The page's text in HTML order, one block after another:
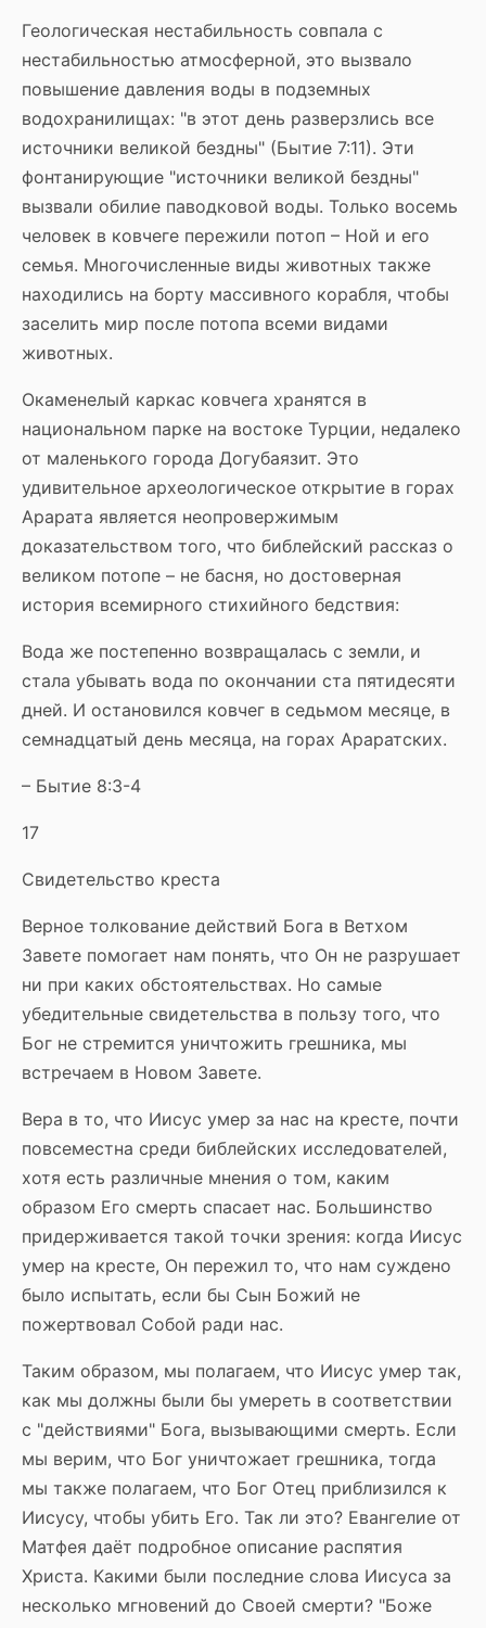
Геологическая нестабильность совпала с
нестабильностью атмосферной, это вызвало
повышение давления воды в подземных
водохранилищах: "в этот день разверзлись все
источники великой бездны" (Бытие 7:11). Эти
фонтанирующие "источники великой бездны"
вызвали обилие паводковой воды. Только восемь
человек в ковчеге пережили потоп – Ной и его
семья. Многочисленные виды животных также
находились на борту массивного корабля, чтобы
заселить мир после потопа всеми видами
животных.
Окаменелый каркас ковчега хранятся в
национальном парке на востоке Турции, недалеко
от маленького города Догубаязит. Это
удивительное археологическое открытие в горах
Арарата является неопровержимым
доказательством того, что библейский рассказ о
великом потопе – не басня, но достоверная
история всемирного стихийного бедствия:
Вода же постепенно возвращалась с земли, и
стала убывать вода по окончании ста пятидесяти
дней. И остановился ковчег в седьмом месяце, в
семнадцатый день месяца, на горах Араратских.
– Бытие 8:3-4
17
Свидетельство креста
Верное толкование действий Бога в Ветхом
Завете помогает нам понять, что Он не разрушает
ни при каких обстоятельствах. Но самые
убедительные свидетельства в пользу того, что
Бог не стремится уничтожить грешника, мы
встречаем в Новом Завете.
Вера в то, что Иисус умер за нас на кресте, почти
повсеместна среди библейских исследователей,
хотя есть различные мнения о том, каким
образом Его смерть спасает нас. Большинство
придерживается такой точки зрения: когда Иисус
умер на кресте, Он пережил то, что нам суждено
было испытать, если бы Сын Божий не
пожертвовал Собой ради нас.
Таким образом, мы полагаем, что Иисус умер так,
как мы должны были бы умереть в соответствии
с "действиями" Бога, вызывающими смерть. Если
мы верим, что Бог уничтожает грешника, тогда
мы также полагаем, что Бог Отец приблизился к
Иисусу, чтобы убить Его. Так ли это? Евангелие от
Матфея даёт подробное описание распятия
Христа. Какими были последние слова Иисуса за
несколько мгновений до Своей смерти? "Боже